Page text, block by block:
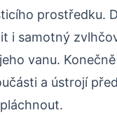
prostředku.
i samotný
vanu.
a ústrojí